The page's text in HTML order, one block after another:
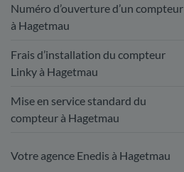
Numéro d’ouverture d’un compteur
à Hagetmau
Frais d’installation du compteur
Linky à Hagetmau
Mise en service standard du
compteur à Hagetmau
Votre agence Enedis à Hagetmau